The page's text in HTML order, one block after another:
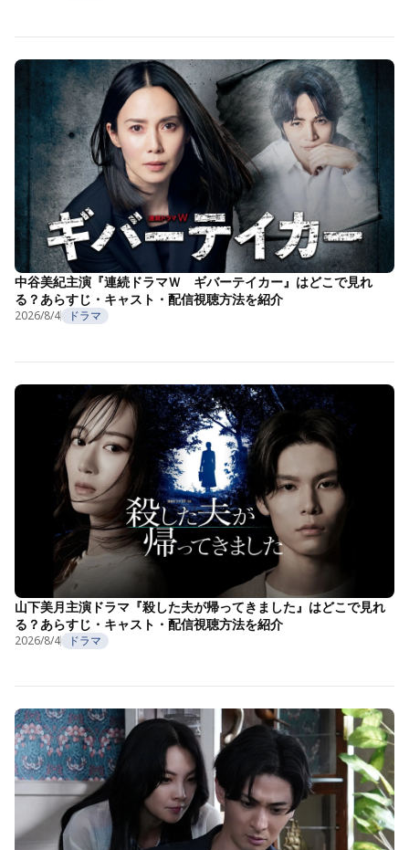
中谷美紀主演『連続ドラマＷ ギバーテイカー』はどこで見れ
る？あらすじ・キャスト・配信視聴方法を紹介
2026/8/4 ドラマ
山下美月主演ドラマ『殺した夫が帰ってきました』はどこで見れ
る？あらすじ・キャスト・配信視聴方法を紹介
2026/8/4 ドラマ